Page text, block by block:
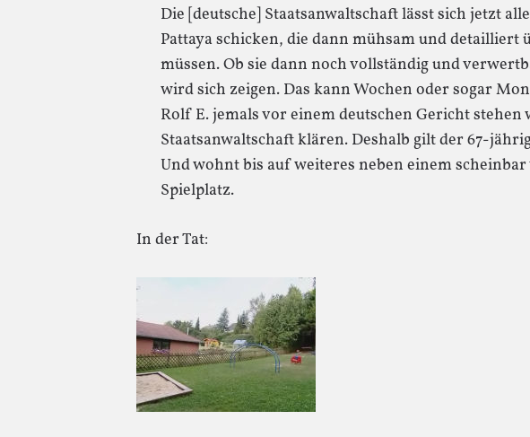
Die [deutsche] Staatsanwaltschaft lässt sich jetzt
Pattaya schicken, die dann mühsam und detailliert
müssen. Ob sie dann noch vollständig und
wird sich zeigen. Das kann Wochen oder sogar
Rolf E. jemals vor einem deutschen Gericht stehen
Staatsanwaltschaft klären. Deshalb gilt der 67-
Und wohnt bis auf weiteres neben einem
Spielplatz.
In der Tat: